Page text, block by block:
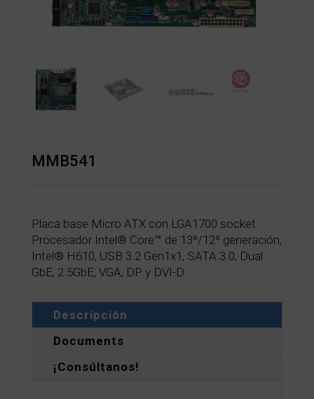
MMB541
Placa base Micro ATX con LGA1700 socket
Procesador Intel® Core™ de 13ª/12ª generación,
Intel® H610, USB 3.2 Gen1x1, SATA 3.0, Dual
GbE, 2.5GbE, VGA, DP y DVI-D
Descripción
Documents
¡Consúltanos!